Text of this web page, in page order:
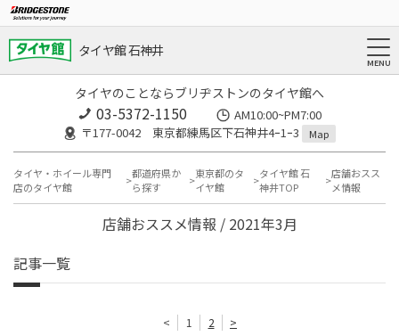
タイヤ館 石神井
タイヤのことならブリヂストンのタイヤ館へ
03-5372-1150
AM10:00~PM7:00
〒177-0042 東京都練馬区下石神井4ｰ1ｰ3
Map
タイヤ・ホイール専門
店のタイヤ館
都道府県か
ら探す
東京都のタ
イヤ館
タイヤ館 石
神井TOP
店舗おスス
メ情報
店舗おススメ情報 / 2021年3月
記事一覧
< 1 2 >